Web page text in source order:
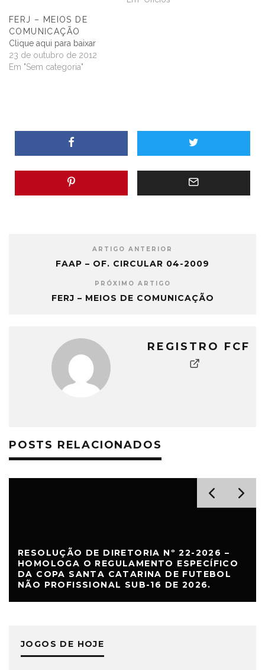
FERJ – MEIOS DE
COMUNICAÇÃO
Clique aqui para baixar
23 de outubro de 2012
Em "Sem categoria"
ARTIGO ANTERIOR
FAAP – OF. CIRCULAR 04-2009
PRÓXIMO ARTIGO
FERJ – MEIOS DE COMUNICAÇÃO
REGISTRO FCF
POSTS RELACIONADOS
RESOLUÇÃO DE DIRETORIA Nº 22-2026 –
HOMOLOGA O REGULAMENTO ESPECÍFICO
DA COPA SANTA CATARINA DE FUTEBOL
NÃO PROFISSIONAL SUB-16 DE 2026.
JOGOS DE HOJE